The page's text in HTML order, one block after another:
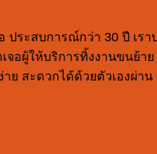
ระสบการณ์กว่า 30 ปี เรา
ผู้ให้บริการทิ้งงานขนย้าย
าย สะดวกได้ด้วยตัวเองผ่